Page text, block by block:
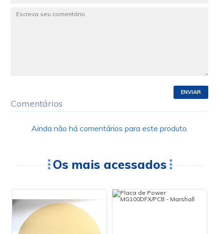
ENVIAR
Comentários
Ainda não há comentários para este produto.
Os mais acessados